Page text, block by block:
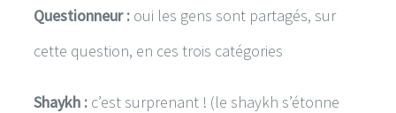
Questionneur : oui les gens sont partagés, sur
cette question, en ces trois catégories
Shaykh : c’est surprenant ! (le shaykh s’étonne